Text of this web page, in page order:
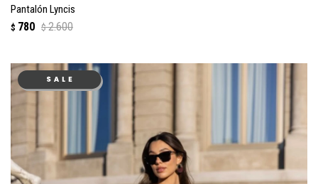
Pantalón Lyncis
$ 780 $ 2.600